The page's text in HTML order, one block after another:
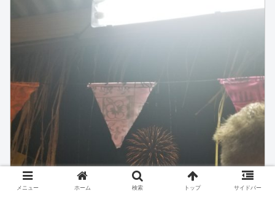
メニュー ホーム 検索 トップ サイドバー